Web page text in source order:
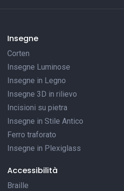
Insegne
Corten
Insegne Luminose
Insegne in Legno
Insegne 3D in rilievo
Incisioni su pietra
Insegne in Stile Antico
Ferro traforato
Insegne in Plexiglass
Accessibilità
Braille